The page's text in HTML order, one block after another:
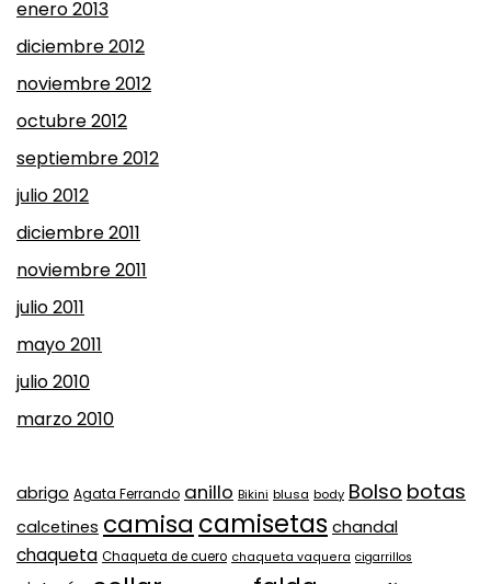
enero 2013
diciembre 2012
noviembre 2012
octubre 2012
septiembre 2012
julio 2012
diciembre 2011
noviembre 2011
julio 2011
mayo 2011
julio 2010
marzo 2010
abrigo Agata Ferrando anillo Bikini blusa body Bolso botas
calcetines camisa camisetas chandal
chaqueta Chaqueta de cuero chaqueta vaquera cigarrillos